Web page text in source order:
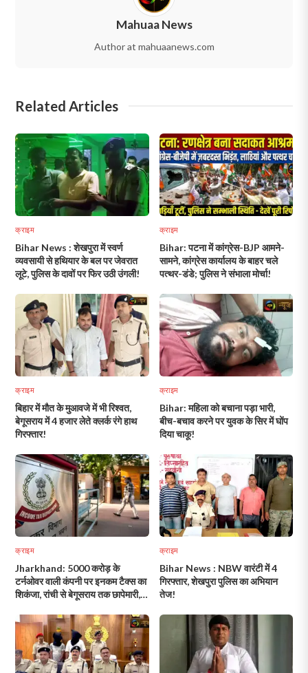
Mahuaa News
Author at mahuaanews.com
Related Articles
क्राइम
Bihar News : शेखपुरा में स्वर्ण
व्यवसायी से हथियार के बल पर जेवरात
लूटे, पुलिस के दावों पर फिर उठी उंगली!
क्राइम
Bihar: पटना में कांग्रेस-BJP आमने-
सामने, कांग्रेस कार्यालय के बाहर चले
पत्थर-डंडे; पुलिस ने संभाला मोर्चा!
क्राइम
बिहार में मौत के मुआवजे में भी रिश्वत,
बेगूसराय में 4 हजार लेते क्लर्क रंगे हाथ
गिरफ्तार!
क्राइम
Bihar: महिला को बचाना पड़ा भारी,
बीच-बचाव करने पर युवक के सिर में घोंप
दिया चाकू!
क्राइम
Jharkhand: 5000 करोड़ के
टर्नओवर वाली कंपनी पर इनकम टैक्स का
शिकंजा, रांची से बेगूसराय तक छापेमारी,
क्राइम
Bihar News : NBW वारंटी में 4
गिरफ्तार, शेखपुरा पुलिस का अभियान
तेज!